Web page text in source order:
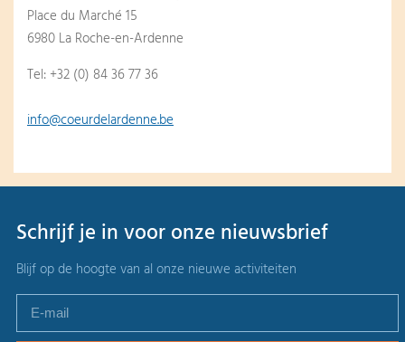
Place du Marché 15
6980 La Roche-en-Ardenne
Tel: +32 (0) 84 36 77 36
info@coeurdelardenne.be
Schrijf je in voor onze nieuwsbrief
Blijf op de hoogte van al onze nieuwe activiteiten